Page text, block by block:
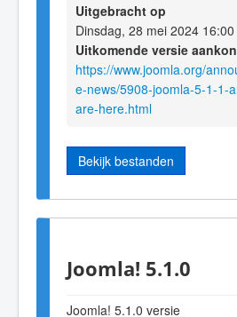
Uitgebracht op
Dinsdag, 28 mei 2024 16:00
Uitkomende versie
https://www.joomla.org/
e-news/5908-joomla-5-1-1-
are-here.html
Bekijk bestanden
Joomla! 5.1.0
Joomla! 5.1.0 versie